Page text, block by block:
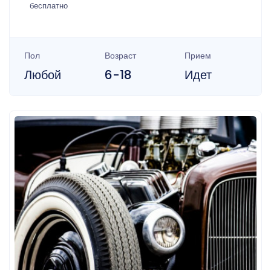
бесплатно
Пол
Любой
Возраст
6-18
Прием
Идет